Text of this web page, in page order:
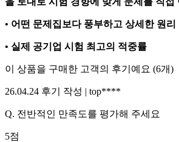
• 어떤 문제집보다 풍부하고 상세한 원리
• 실제 공기업 시험 최고의 적중률
이 상품을 구매한 고객의 후기예요 (6개)
26.04.24 후기 작성 | top****
Q. 전반적인 만족도를 평가해 주세요
5점